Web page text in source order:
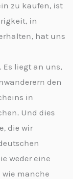
zu kaufen, ist
in
hat uns
liegt an uns,
den
in
Und dies
die wir
weder eine
wie manche